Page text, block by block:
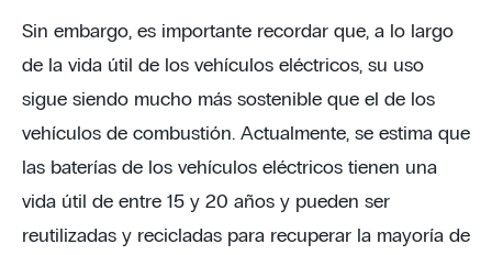
Sin embargo, es importante recordar que, a lo largo
de la vida útil de los vehículos eléctricos, su uso
sigue siendo mucho más sostenible que el de los
vehículos de combustión. Actualmente, se estima que
las baterías de los vehículos eléctricos tienen una
vida útil de entre 15 y 20 años y pueden ser
reutilizadas y recicladas para recuperar la mayoría de